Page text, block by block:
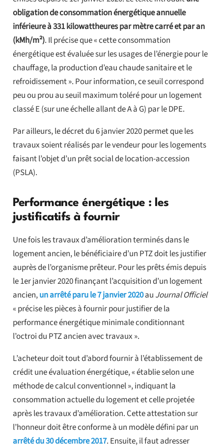
obligation de consommation énergétique annuelle
inférieure à 331 kilowattheures par mètre carré et par an
(kMh/m²). Il précise que « cette consommation
énergétique est évaluée sur les usages de l’énergie pour le
chauffage, la production d’eau chaude sanitaire et le
refroidissement ». Pour information, ce seuil correspond
peu ou prou au seuil maximum toléré pour un logement
classé E (sur une échelle allant de A à G) par le DPE.
Par ailleurs, le décret du 6 janvier 2020 permet que les
travaux soient réalisés par le vendeur pour les logements
faisant l’objet d’un prêt social de location-accession
(PSLA).
Performance énergétique : les
justificatifs à fournir
Une fois les travaux d’amélioration terminés dans le
logement ancien, le bénéficiaire d’un PTZ doit les justifier
auprès de l’organisme prêteur. Pour les prêts émis depuis
le 1er janvier 2020 finançant l’acquisition d’un logement
ancien,un arrêté paru le 7 janvier 2020au Journal Officiel
« précise les pièces à fournir pour justifier de la
performance énergétique minimale conditionnant
l’octroi du PTZ ancien avec travaux ».
L’acheteur doit tout d’abord fournir à l’établissement de
crédit une évaluation énergétique, « établie selon une
méthode de calcul conventionnel », indiquant la
consommation actuelle du logement et celle projetée
après les travaux d’amélioration. Cette attestation sur
l’honneur doit être conforme à un modèle défini par un
arrêté du 30 décembre 2017. Ensuite, il faut adresser